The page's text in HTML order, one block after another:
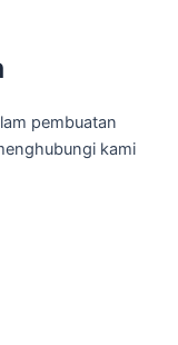
pembuatan
kami